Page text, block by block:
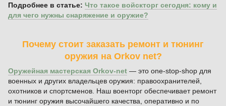
Подробнее в статье: Что такое войскторг сегодня: кому и
для чего нужны снаряжение и оружие?
Почему стоит заказать ремонт и тюнинг
оружия на Orkov net?
Оружейная мастерская Orkov-net — это one-stop-shop для
военных и других владельцев оружия: правоохранителей,
охотников и спортсменов. Наш военторг обеспечивает ремонт
и тюнинг оружия высочайшего качества, оперативно и по